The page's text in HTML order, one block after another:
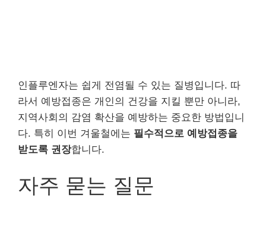
인플루엔자는 쉽게 전염될 수 있는 질병입니다. 따
라서 예방접종은 개인의 건강을 지킬 뿐만 아니라,
지역사회의 감염 확산을 예방하는 중요한 방법입니
다. 특히 이번 겨울철에는 필수적으로 예방접종을
받도록 권장합니다.
자주 묻는 질문